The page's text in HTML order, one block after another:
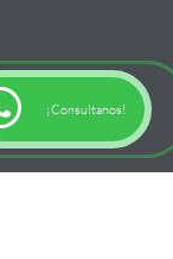
¡Consultanos!